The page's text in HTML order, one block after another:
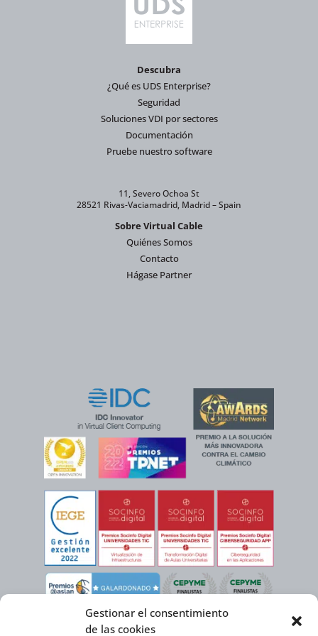
Gestionar el consentimiento
de las cookies
Descubra
¿Qué es UDS Enterprise?
Seguridad
Soluciones VDI por sectores
Documentación
Pruebe nuestro software
11, Severo Ochoa St
28521 Rivas-Vaciamadrid, Madrid – Spain
Sobre Virtual Cable
Quiénes Somos
Contacto
Hágase Partner